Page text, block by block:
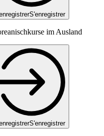
S'enregistrer
im Ausland
S'enregistrer